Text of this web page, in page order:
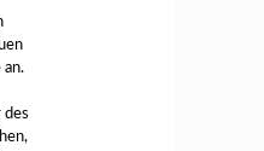
an.
des